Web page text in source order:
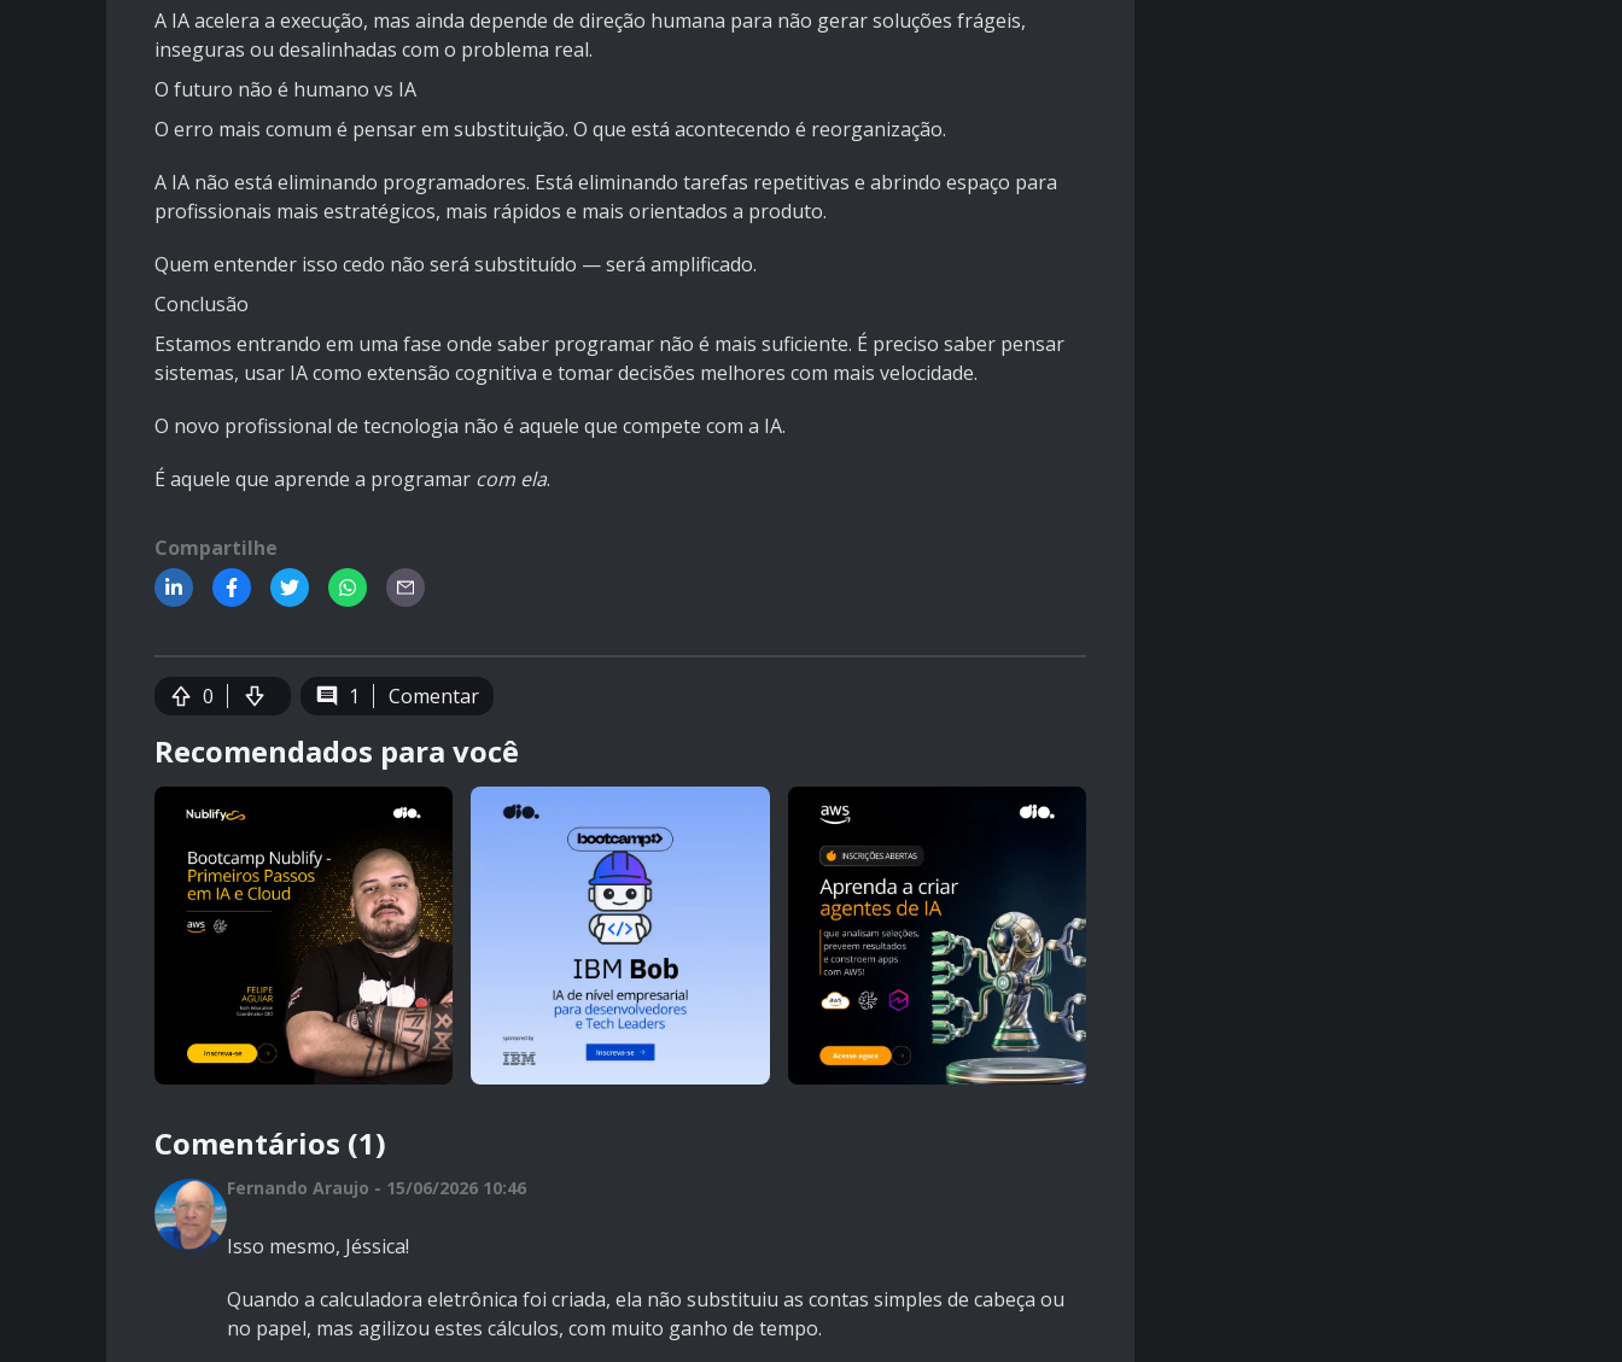
A IA acelera a execução, mas ainda depende de direção humana para não gerar soluções frágeis,
inseguras ou desalinhadas com o problema real.
O futuro não é humano vs IA
O erro mais comum é pensar em substituição. O que está acontecendo é reorganização.
A IA não está eliminando programadores. Está eliminando tarefas repetitivas e abrindo espaço para
profissionais mais estratégicos, mais rápidos e mais orientados a produto.
Quem entender isso cedo não será substituído — será amplificado.
Conclusão
Estamos entrando em uma fase onde saber programar não é mais suficiente. É preciso saber pensar
sistemas, usar IA como extensão cognitiva e tomar decisões melhores com mais velocidade.
O novo profissional de tecnologia não é aquele que compete com a IA.
É aquele que aprende a programar com ela.
Compartilhe
0 1 Comentar
Recomendados para você
Comentários (1)
Fernando Araujo - 15/06/2026 10:46
Isso mesmo, Jéssica!
Quando a calculadora eletrônica foi criada, ela não substituiu as contas simples de cabeça ou
no papel, mas agilizou estes cálculos, com muito ganho de tempo.